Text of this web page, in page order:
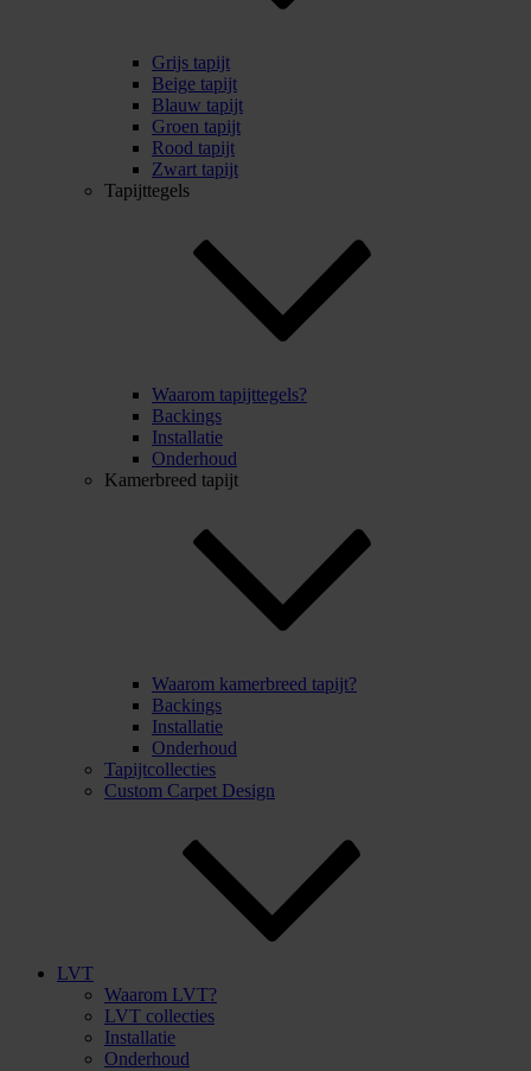
Grijs tapijt
Beige tapijt
Blauw tapijt
Groen tapijt
Rood tapijt
Zwart tapijt
Tapijttegels
Waarom tapijttegels?
Backings
Installatie
Onderhoud
Kamerbreed tapijt
Waarom kamerbreed tapijt?
Backings
Installatie
Onderhoud
Tapijtcollecties
Custom Carpet Design
LVT
Waarom LVT?
LVT collecties
Installatie
Onderhoud